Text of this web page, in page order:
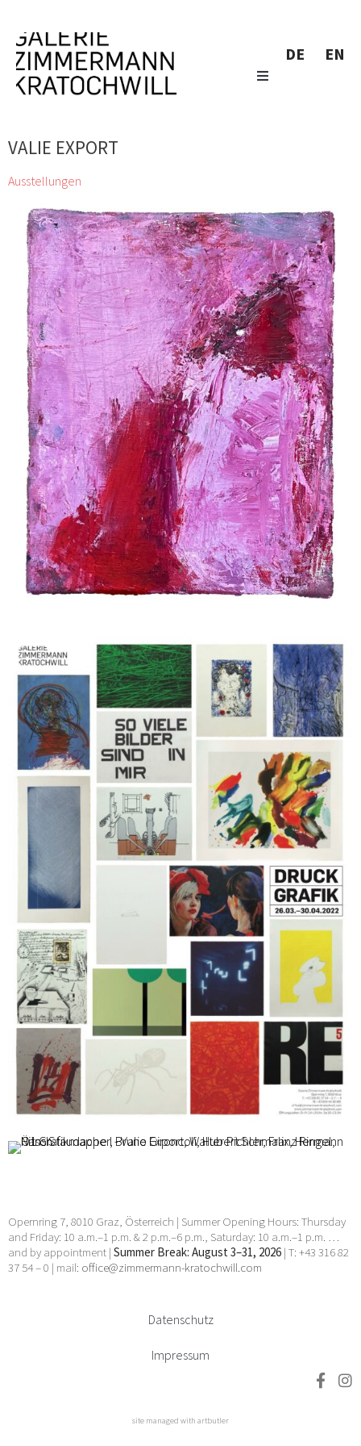
DE EN
VALIE EXPORT
Ausstellungen
Katalog Sommer Herbst 2024
Siegfried Anzinger, Alfredo Barsuglia, Wolfgang
Becksteiner, Herbert Brandl, Günter Brus, André Butzer, Miriam
Cahn, Gunter Damisch, Jiří Georg Dokoupil, Valie
Export, Gottfried Fabian, Günther Förg, Bruno Gironcoli, Stefan
Glettler, Katharina Grosse, Xenia Hausner, Wolfgang
Hollegha, Clemens Hollerer, Martha Jungwirth, Tillman
Kaiser, Johanna Kandl, Kiki Kogelnik, Zenita Komad, Elke
Krystufek, Sol LeWitt, Gottfried Mairwöger, Jürgen
Messensee, Josef Mikl, Hermann Nitsch, Manuel
Ocampo, Valentin Oman, Markus Prachensky, Arnulf
Rainer, Hubert Schmalix, Hans Staudacher, Esther
Stocker, Tomak, Klaus Wanker, Max Weiler, Erwin Wurm, Heimo
Zobernig, zweintopf
30 Juli 2024 - 27 Aug. 2024
Druckgrafik
Herbert Brandl, Christian Eisenberger, Valie Export, Thomas
Feuerstein, Gelitin, Bruno Gironcoli, Franz Graf, Xenia
Hausner, Siggi Hofer, Irene, Christine Hohenbüchler, Kiki
Kogelnik, Peter Kogler, Brigitte Kowanz, Elke
Krystufek, Muntean & Rosenblum, Flora Neuwirth, Hermann
Nitsch, Walter Pichler, Mel Ramos, Franz Ringel, Gerwald
Rockenschaub, Hubert Scheibl, Eva Schlegel, Hubert
Schmalix, Hans Staudacher
26 März 2022 - 30 Apr. 2022
Ö1 Grafikmappe I
Opernring 7, 8010 Graz, Österreich | Summer Opening Hours: Thursday
and Friday: 10 a.m.–1 p.m. & 2 p.m.–6 p.m., Saturday: 10 a.m.–1 p.m. …
and by appointment | Summer Break: August 3–31, 2026 | T: +43 316 82
37 54 – 0 | mail: office@zimmermann-kratochwill.com
Datenschutz
Impressum
site managed with artbutler